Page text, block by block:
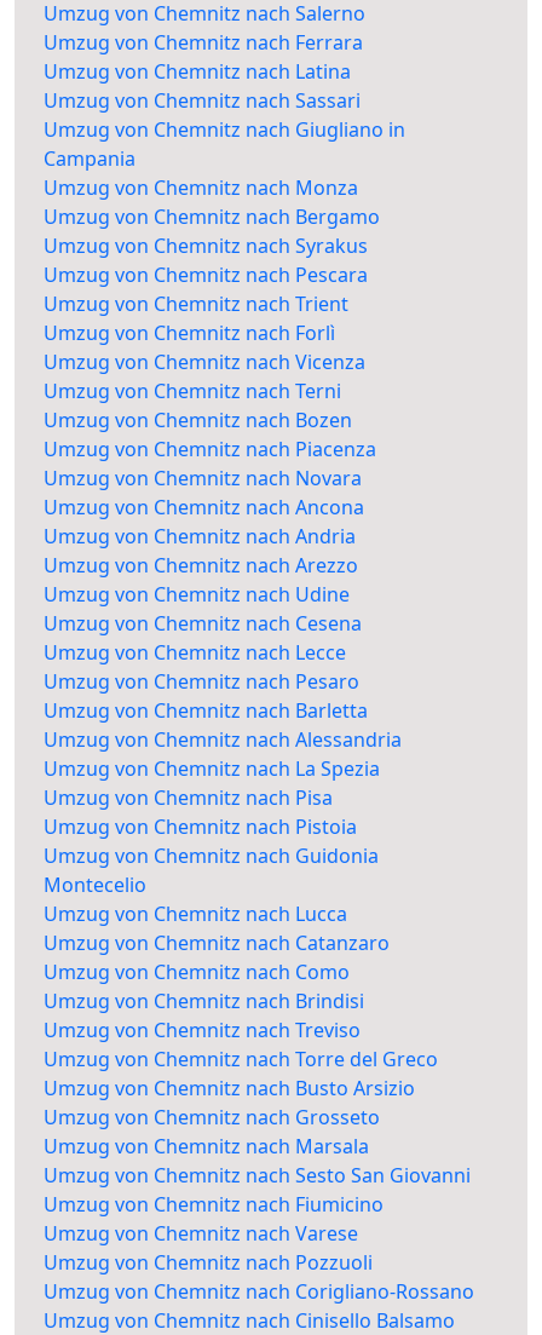
Umzug von Chemnitz nach Salerno
Umzug von Chemnitz nach Ferrara
Umzug von Chemnitz nach Latina
Umzug von Chemnitz nach Sassari
Umzug von Chemnitz nach Giugliano in
Campania
Umzug von Chemnitz nach Monza
Umzug von Chemnitz nach Bergamo
Umzug von Chemnitz nach Syrakus
Umzug von Chemnitz nach Pescara
Umzug von Chemnitz nach Trient
Umzug von Chemnitz nach Forlì
Umzug von Chemnitz nach Vicenza
Umzug von Chemnitz nach Terni
Umzug von Chemnitz nach Bozen
Umzug von Chemnitz nach Piacenza
Umzug von Chemnitz nach Novara
Umzug von Chemnitz nach Ancona
Umzug von Chemnitz nach Andria
Umzug von Chemnitz nach Arezzo
Umzug von Chemnitz nach Udine
Umzug von Chemnitz nach Cesena
Umzug von Chemnitz nach Lecce
Umzug von Chemnitz nach Pesaro
Umzug von Chemnitz nach Barletta
Umzug von Chemnitz nach Alessandria
Umzug von Chemnitz nach La Spezia
Umzug von Chemnitz nach Pisa
Umzug von Chemnitz nach Pistoia
Umzug von Chemnitz nach Guidonia
Montecelio
Umzug von Chemnitz nach Lucca
Umzug von Chemnitz nach Catanzaro
Umzug von Chemnitz nach Como
Umzug von Chemnitz nach Brindisi
Umzug von Chemnitz nach Treviso
Umzug von Chemnitz nach Torre del Greco
Umzug von Chemnitz nach Busto Arsizio
Umzug von Chemnitz nach Grosseto
Umzug von Chemnitz nach Marsala
Umzug von Chemnitz nach Sesto San Giovanni
Umzug von Chemnitz nach Fiumicino
Umzug von Chemnitz nach Varese
Umzug von Chemnitz nach Pozzuoli
Umzug von Chemnitz nach Corigliano-Rossano
Umzug von Chemnitz nach Cinisello Balsamo